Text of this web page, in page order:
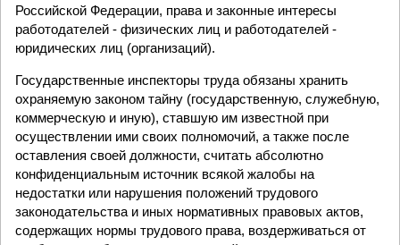
Российской Федерации, права и законные интересы
работодателей - физических лиц и работодателей -
юридических лиц (организаций).
Государственные инспекторы труда обязаны хранить
охраняемую законом тайну (государственную, служебную,
коммерческую и иную), ставшую им известной при
осуществлении ими своих полномочий, а также после
оставления своей должности, считать абсолютно
конфиденциальным источник всякой жалобы на
недостатки или нарушения положений трудового
законодательства и иных нормативных правовых актов,
содержащих нормы трудового права, воздерживаться от